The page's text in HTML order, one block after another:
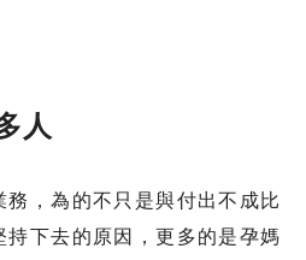
人
，為的不只是與付出不成比
下去的原因，更多的是孕媽